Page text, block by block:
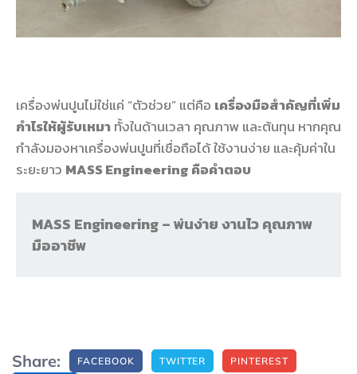
เครื่องพ่นปูนไม่ใช่แค่ “ตัวช่วย” แต่คือ เครื่องมือสำคัญที่เพิ่ม
กำไรให้ผู้รับเหมาทั้งในด้านเวลา คุณภาพ และต้นทุน หากคุณ
กำลังมองหาเครื่องพ่นปูนที่เชื่อถือได้ ใช้งานง่าย และคุ้มค่าใน
ระยะยาว MASS Engineering คือคำตอบ
MASS Engineering – พ่นง่าย งานไว คุณภาพ
มืออาชีพ
Share: FACEBOOK TWITTER
PINTEREST